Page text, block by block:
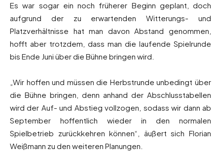
Es war sogar ein noch früherer Beginn geplant, doch
aufgrund der zu erwartenden Witterungs- und
Platzverhältnisse hat man davon Abstand genommen,
hofft aber trotzdem, dass man die laufende Spielrunde
bis Ende Juni über die Bühne bringen wird.
„Wir hoffen und müssen die Herbstrunde unbedingt über
die Bühne bringen, denn anhand der Abschlusstabellen
wird der Auf- und Abstieg vollzogen, sodass wir dann ab
September hoffentlich wieder in den normalen
Spielbetrieb zurückkehren können“, äußert sich Florian
Weißmann zu den weiteren Planungen.